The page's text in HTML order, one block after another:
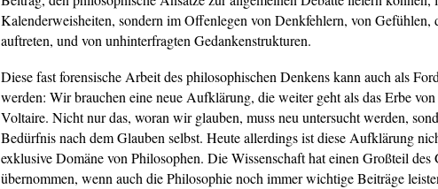
Kalenderweisheiten, sondern im Offenlegen von Denkfehlern, von Gefühlen,
auftreten, und von unhinterfragten Gedankenstrukturen.
Diese fast forensische Arbeit des philosophischen Denkens kann auch als
werden: Wir brauchen eine neue Aufklärung, die weiter geht als das Erbe
Voltaire. Nicht nur das, woran wir glauben, muss neu untersucht werden,
Bedürfnis nach dem Glauben selbst. Heute allerdings ist diese Aufklärung
exklusive Domäne von Philosophen. Die Wissenschaft hat einen Großteil des
übernommen, wenn auch die Philosophie noch immer wichtige Beiträge